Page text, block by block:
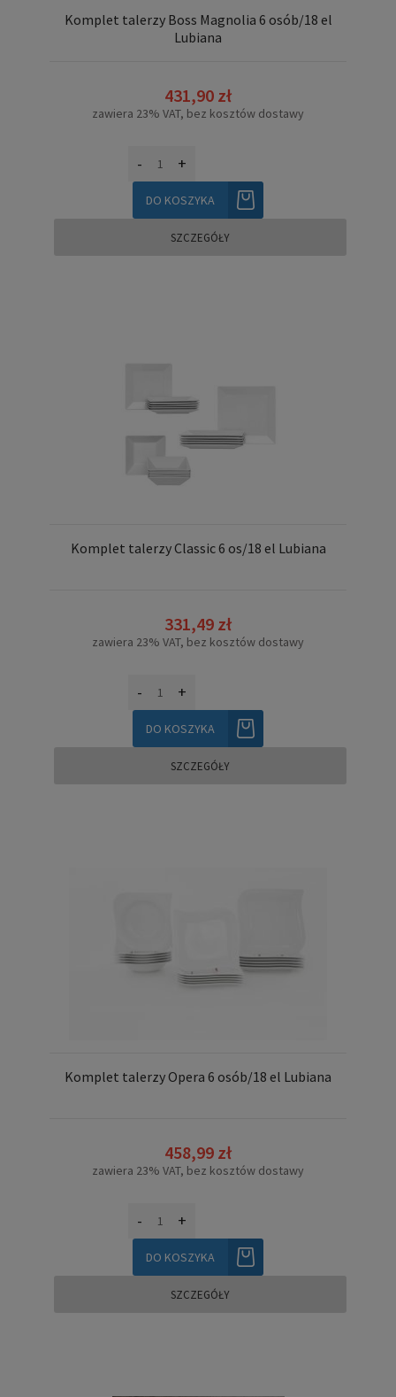
Komplet talerzy Boss Magnolia 6 osób/18 el
Lubiana
431,90 zł
zawiera 23% VAT, bez kosztów dostawy
- +
DO KOSZYKA
SZCZEGÓŁY
Komplet talerzy Classic 6 os/18 el Lubiana
331,49 zł
zawiera 23% VAT, bez kosztów dostawy
- +
DO KOSZYKA
SZCZEGÓŁY
Komplet talerzy Opera 6 osób/18 el Lubiana
458,99 zł
zawiera 23% VAT, bez kosztów dostawy
- +
DO KOSZYKA
SZCZEGÓŁY